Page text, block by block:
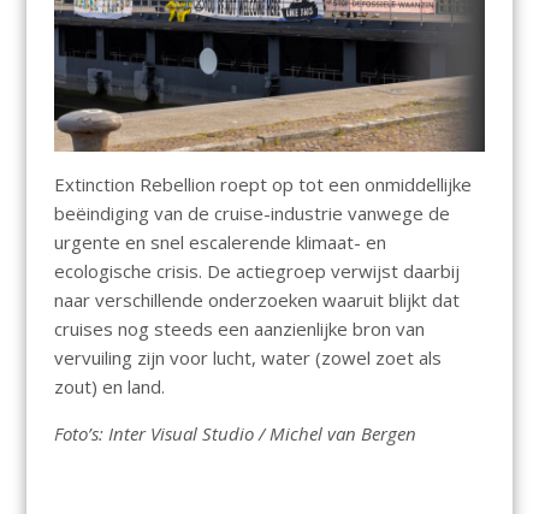
Extinction Rebellion roept op tot een onmiddellijke
beëindiging van de cruise-industrie vanwege de
urgente en snel escalerende klimaat- en
ecologische crisis. De actiegroep verwijst daarbij
naar verschillende onderzoeken waaruit blijkt dat
cruises nog steeds een aanzienlijke bron van
vervuiling zijn voor lucht, water (zowel zoet als
zout) en land.
Foto’s: Inter Visual Studio / Michel van Bergen